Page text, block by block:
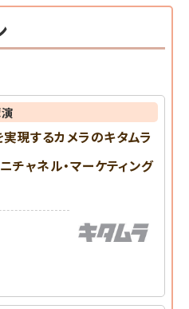
現するカメラのキタムラ
チャネル・マーケティング